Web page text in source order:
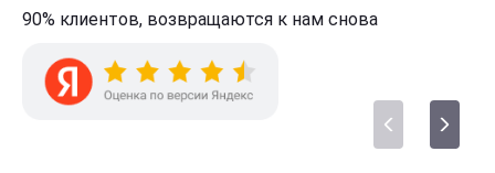
90% клиентов, возвращаются к нам снова